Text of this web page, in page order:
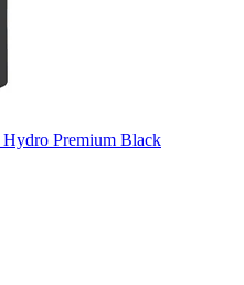
Premium Black